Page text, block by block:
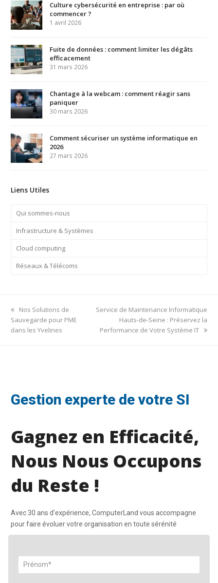
Culture cybersécurité en entreprise : par où
commencer ?
1 avril 2026
Fuite de données : comment limiter les dégâts
efficacement
31 mars 2026
Chantage à la webcam : comment réagir sans
paniquer
30 mars 2026
Comment sécuriser un système informatique en
2026
27 mars 2026
Liens Utiles
Qui sommes-nous
Infrastructure & Systèmes
Cloud computing
Réseaux & Télécoms
previous
post:
Nos Solutions de
Sauvegarde pour PME
dans les Yvelines
next
Service de Maintenance Informatique
Hauts-de-Seine : Préservez la
Performance de Votre Système IT
Gestion experte de votre SI
Gagnez en Efficacité,
Nous Nous Occupons
du Reste !
Avec 30 ans d'expérience, ComputerLand vous accompagne
pour faire évoluer votre organisation en toute sérénité